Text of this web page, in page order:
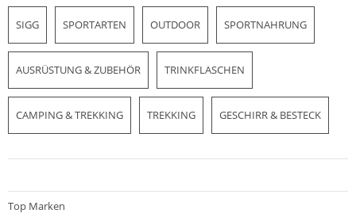
SIGG SPORTARTEN OUTDOOR SPORTNAHRUNG
AUSRÜSTUNG & ZUBEHÖR TRINKFLASCHEN
CAMPING & TREKKING TREKKING GESCHIRR & BESTECK
Top Marken